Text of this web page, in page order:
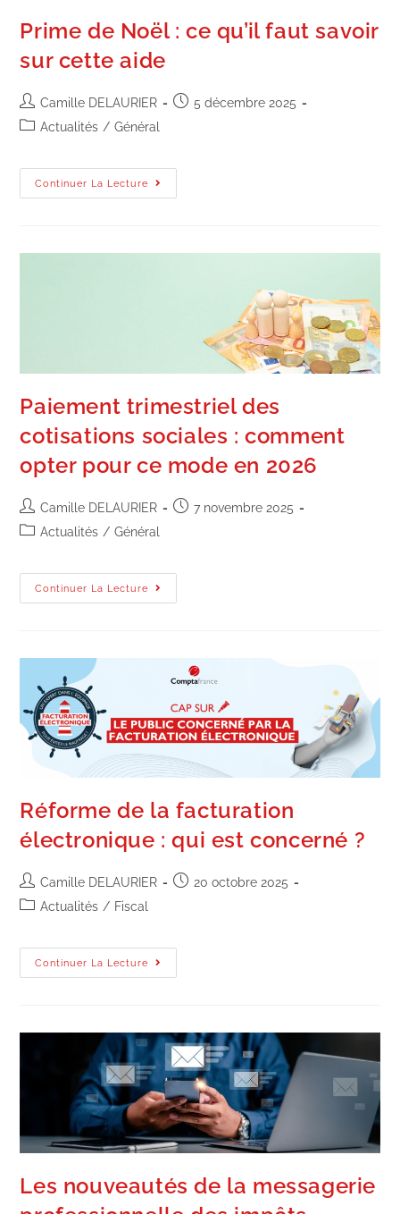
Prime de Noël : ce qu’il faut savoir
sur cette aide
Camille DELAURIER
5 décembre 2025
Actualités / Général
Continuer La Lecture
Paiement trimestriel des
cotisations sociales : comment
opter pour ce mode en 2026
Camille DELAURIER
7 novembre 2025
Actualités / Général
Continuer La Lecture
Réforme de la facturation
électronique : qui est concerné ?
Camille DELAURIER
20 octobre 2025
Actualités / Fiscal
Continuer La Lecture
Les nouveautés de la messagerie